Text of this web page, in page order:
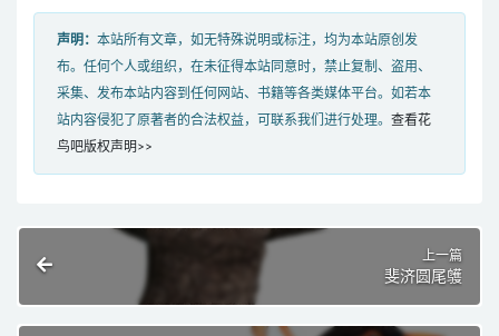
声明： 本站所有文章，如无特殊说明或标注，均为本站原创发
布。任何个人或组织，在未征得本站同意时，禁止复制、盗用、
采集、发布本站内容到任何网站、书籍等各类媒体平台。如若本
站内容侵犯了原著者的合法权益，可联系我们进行处理。 查看花
鸟吧版权声明>>
上一篇
斐济圆尾鹱